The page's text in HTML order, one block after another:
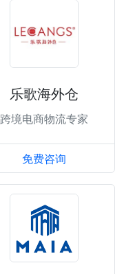
乐歌海外仓
跨境电商物流专家
免费咨询